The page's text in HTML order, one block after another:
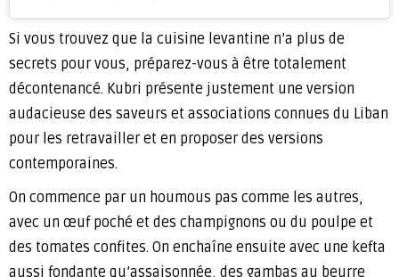
Si vous trouvez que la cuisine levantine n’a plus de
secrets pour vous, préparez-vous à être totalement
décontenancé. Kubri présente justement une version
audacieuse des saveurs et associations connues du Liban
pour les retravailler et en proposer des versions
contemporaines.
On commence par un houmous pas comme les autres,
avec un œuf poché et des champignons ou du poulpe et
des tomates confites. On enchaîne ensuite avec une kefta
aussi fondante qu’assaisonnée, des gambas au beurre